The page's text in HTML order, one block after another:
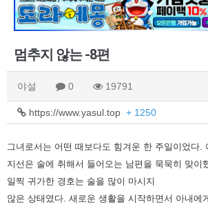
멈추지 않는 -8편
야설 0 19791
https://www.yasul.top + 1250
그녀로서는 어떤 때보다도 힘겨운 한 주일이었다.
지선은 술에 취해서 들어오는 남편을 묵묵히 맞이
일찍 귀가한 경호는 술을 많이 마시지
않은 상태였다. 새로운 생활을 시작하면서 아내에